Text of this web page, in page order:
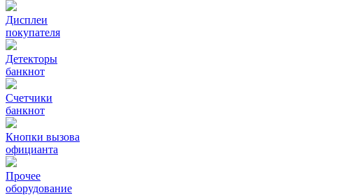
Дисплеи
покупателя
Детекторы
банкнот
Счетчики
банкнот
Кнопки вызова
официанта
Прочее
оборудование